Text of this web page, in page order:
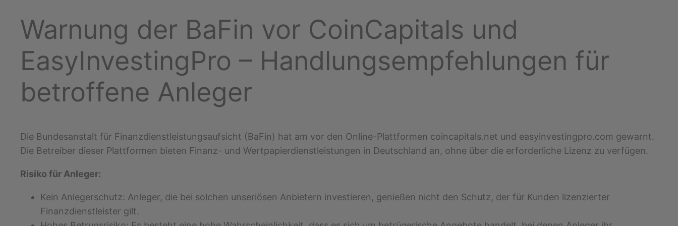
Warnung der BaFin vor CoinCapitals und
EasyInvestingPro – Handlungsempfehlungen für
betroffene Anleger
Die Bundesanstalt für Finanzdienstleistungsaufsicht (BaFin) hat am vor den Online-Plattformen coincapitals.net und easyinvestingpro.com gewarnt.
Die Betreiber dieser Plattformen bieten Finanz- und Wertpapierdienstleistungen in Deutschland an, ohne über die erforderliche Lizenz zu verfügen.
Risiko für Anleger:
Kein Anlegerschutz: Anleger, die bei solchen unseriösen Anbietern investieren, genießen nicht den Schutz, der für Kunden lizenzierter
Finanzdienstleister gilt.